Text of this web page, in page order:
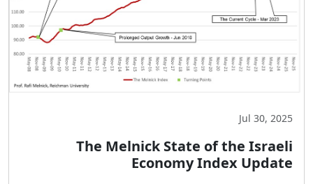
Jul 30, 2025
The Melnick State of the Israeli
Economy Index Update